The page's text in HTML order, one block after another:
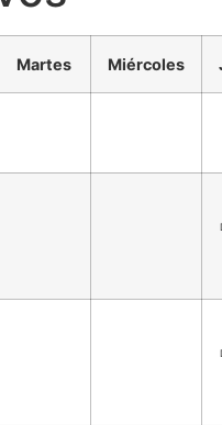
Martes Miércoles